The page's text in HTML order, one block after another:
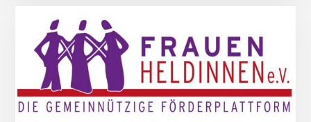
WACHSENDE
WIDERSTAND
IN
DEUTSCHLAND.
EINE